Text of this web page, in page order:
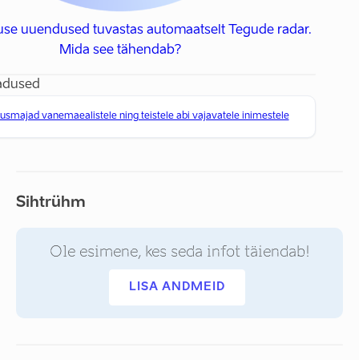
uuendused tuvastas automaatselt Tegude radar.
Mida see tähendab?
vanemaealistele ning teistele abi vajavatele inimestele
Sihtrühm
Ole esimene, kes seda infot täiendab!
LISA ANDMEID